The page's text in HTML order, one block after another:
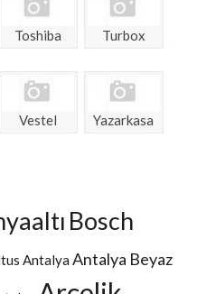
Toshiba Turbox
Vestel Yazarkasa
Bosch
Antalya Antalya Beyaz